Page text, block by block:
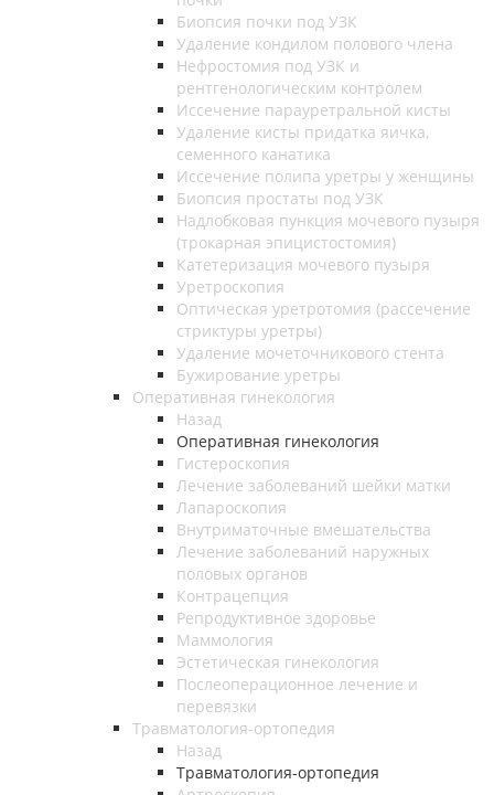
Биопсия почки под УЗК
Удаление кондилом полового члена
Нефростомия под УЗК и
рентгенологическим контролем
Иссечение парауретральной кисты
Удаление кисты придатка яичка,
семенного канатика
Иссечение полипа уретры у женщины
Биопсия простаты под УЗК
Надлобковая пункция мочевого пузыря
(трокарная эпицистостомия)
Катетеризация мочевого пузыря
Уретроскопия
Оптическая уретротомия (рассечение
стриктуры уретры)
Удаление мочеточникового стента
Бужирование уретры
Оперативная гинекология
Назад
Оперативная гинекология
Гистероскопия
Лечение заболеваний шейки матки
Лапароскопия
Внутриматочные вмешательства
Лечение заболеваний наружных
половых органов
Контрацепция
Репродуктивное здоровье
Маммология
Эстетическая гинекология
Послеоперационное лечение и
перевязки
Травматология-ортопедия
Назад
Травматология-ортопедия